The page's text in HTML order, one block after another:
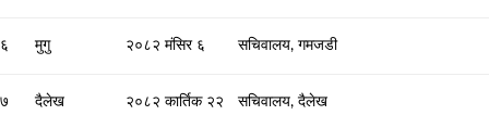
६ मुगु २०८२ मंसिर ६ सचिवालय, गमजडी
७ दैलेख २०८२ कार्तिक २२ सचिवालय, दैलेख